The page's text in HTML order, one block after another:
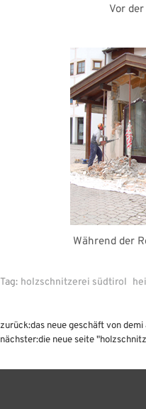
Vor
Während der
Tag: holzschnitzerei südtirol
zurück:das neue geschäft von
nächster:die neue seite